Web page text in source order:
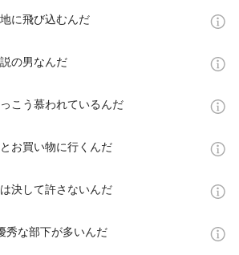
に飛び込むんだ
の男なんだ
こう慕われているんだ
お買い物に行くんだ
決して許さないんだ
な部下が多いんだ